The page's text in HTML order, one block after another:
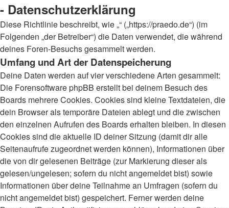
- Datenschutzerklärung
Diese Richtlinie beschreibt, wie „“ („https://praedo.de“) (im
Folgenden „der Betreiber“) die Daten verwendet, die während
deines Foren-Besuchs gesammelt werden.
Umfang und Art der Datenspeicherung
Deine Daten werden auf vier verschiedene Arten gesammelt:
Die Forensoftware phpBB erstellt bei deinem Besuch des
Boards mehrere Cookies. Cookies sind kleine Textdateien, die
dein Browser als temporäre Dateien ablegt und die zwischen
den einzelnen Aufrufen des Boards erhalten bleiben. In diesen
Cookies sind die aktuelle ID deiner Sitzung (damit dir alle
Seitenaufrufe zugeordnet werden können), Informationen über
die von dir gelesenen Beiträge (zur Markierung dieser als
gelesen/ungelesen; sofern du nicht angemeldet bist) sowie
Informationen über deine Teilnahme an Umfragen (sofern du
nicht angemeldet bist) gespeichert. Ferner werden deine